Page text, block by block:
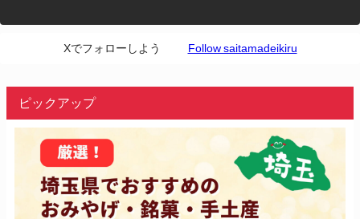
Xでフォローしよう Follow saitamadeikiru
ピックアップ